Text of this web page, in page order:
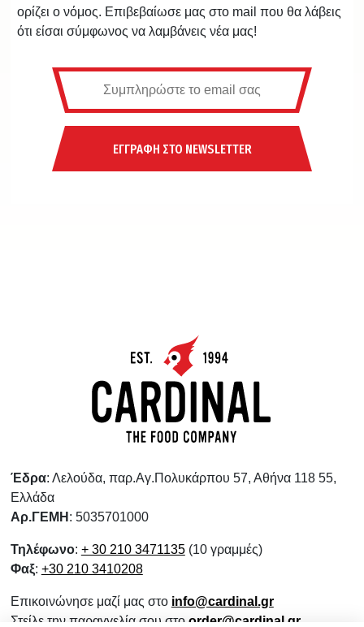
ορίζει ο νόμος. Επιβεβαίωσε μας στο mail που θα λάβεις
ότι είσαι σύμφωνος να λαμβάνεις νέα μας!
ΕΓΓΡΑΦΗ ΣΤΟ NEWSLETTER
Έδρα: Λελούδα, παρ.Αγ.Πολυκάρπου 57, Αθήνα 118 55,
Ελλάδα
Αρ.ΓΕΜΗ : 5035701000
Τηλέφωνο: + 30 210 3471135(10 γραμμές)
Φαξ: +30 210 3410208
Επικοινώνησε μαζί μας στο info@cardinal.gr
Στείλε την παραγγελία σου στο order@cardinal.gr